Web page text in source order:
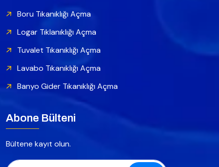
Boru Tıkanıklığı Açma
Logar Tıklanıklığı Açma
Tuvalet Tıkanıklığı Açma
Lavabo Tıkanıklığı Açma
Banyo Gider Tıkanıklığı Açma
Abone Bülteni
Bültene kayıt olun.